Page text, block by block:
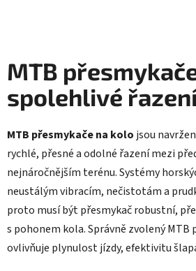
r
v
k
y
ý
p
i
s
u
MTB
spolehlivé
MTB přesmykače na kolo jsou
rychlé, přesné a odolné řazení mezi
nejnáročnějším terénu. Systémy
neustálým vibracím, nečistotám a
proto musí být přesmykač robustní,
s pohonem kola. Správně zvolený MTB
ovlivňuje plynulost jízdy, efektivitu